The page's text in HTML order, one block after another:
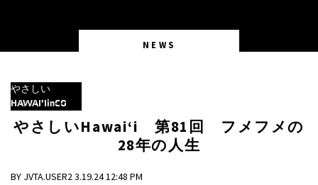
NEWS
やさしい
HAWAI’IinCO
やさしいHawai‘i 第81回 フメフメの
28年の人生
BY JVTA.USER2 3.19.24 12:48 PM